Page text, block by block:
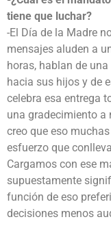
tiene que luchar?
-El Día de la Madre
mensajes aluden a
horas, hablan de
hacia sus hijos y de
celebra esa entrega
una gradecimiento a
creo que eso
esfuerzo que
Cargamos con ese
supuestamente
función de eso
decisiones menos